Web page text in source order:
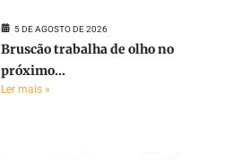
5 DE AGOSTO DE 2026
Bruscão trabalha de olho no
próximo...
Ler mais »